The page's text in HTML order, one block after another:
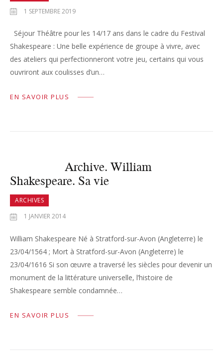
1 SEPTEMBRE 2019
Séjour Théâtre pour les 14/17 ans dans le cadre du Festival
Shakespeare : Une belle expérience de groupe à vivre, avec
des ateliers qui perfectionneront votre jeu, certains qui vous
ouvriront aux coulisses d’un…
EN SAVOIR PLUS
Archive. William
Shakespeare. Sa vie
ARCHIVES
1 JANVIER 2014
William Shakespeare Né à Stratford-sur-Avon (Angleterre) le
23/04/1564 ; Mort à Stratford-sur-Avon (Angleterre) le
23/04/1616 Si son œuvre a traversé les siècles pour devenir un
monument de la littérature universelle, l’histoire de
Shakespeare semble condamnée…
EN SAVOIR PLUS